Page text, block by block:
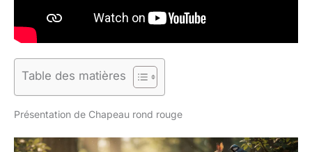
Table des matières
Présentation de Chapeau rond rouge